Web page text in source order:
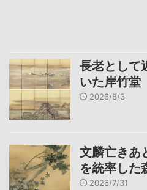
長老として
いた岸竹堂
2026/8/3
文麟亡きあ
を統率した
2026/7/31